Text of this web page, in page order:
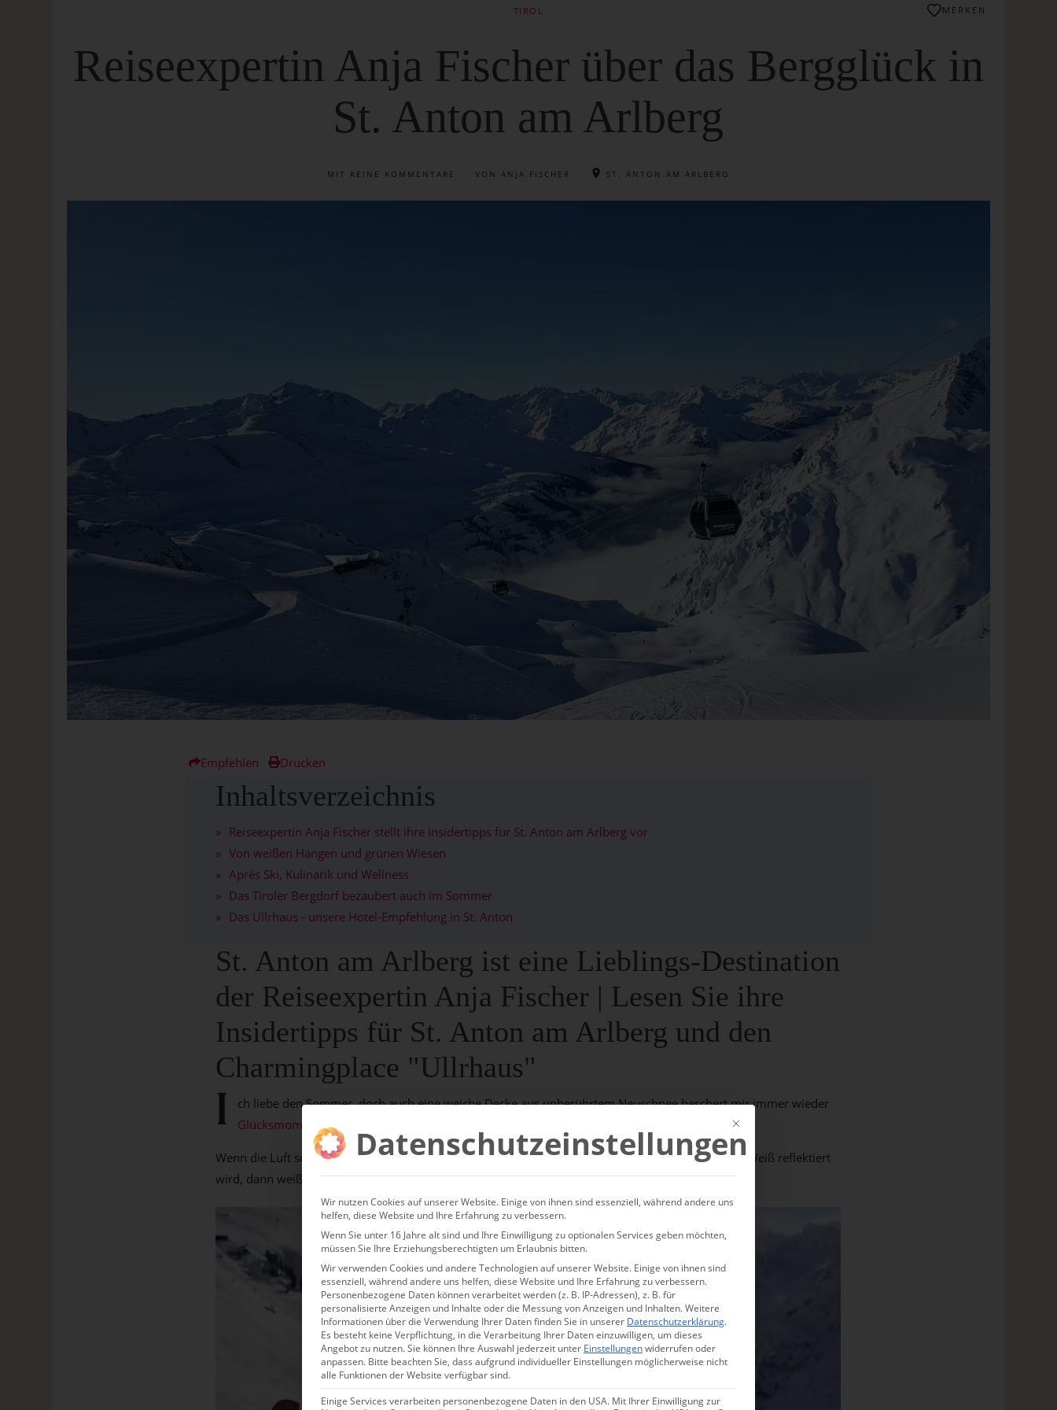
TIROL
Reiseexpertin Anja Fischer über das Bergglück in
St. Anton am Arlberg
MIT KEINE KOMMENTARE VON ANJA FISCHER ST. ANTON AM ARLBERG
MERKEN
Empfehlen Drucken
Inhaltsverzeichnis
Reiseexpertin Anja Fischer stellt ihre Insidertipps für St. Anton am Arlberg vor
Von weißen Hängen und grünen Wiesen
Après Ski, Kulinarik und Wellness
Das Tiroler Bergdorf bezaubert auch im Sommer
Das Ullrhaus - unsere Hotel-Empfehlung in St. Anton
St. Anton am Arlberg ist eine Lieblings-Destination
der Reiseexpertin Anja Fischer | Lesen Sie ihre
Insidertipps für St. Anton am Arlberg und den
Charmingplace "Ullrhaus"
I
ch liebe den Sommer, doch auch eine weiche Decke aus unberührtem Neuschnee beschert mir immer wieder
Glücksmomente.
Wenn die Luft so sauber und kalt ist, dass sie in der Lunge brennt, und die Sonne vom glitzernden Weiß reflektiert
wird, dann weiß ich: Ich bin angekommen.
Mit diesem Button wird der Dialog geschlossen. Seine Funktionalität ist
Datenschutzeinstellungen
Wir nutzen Cookies auf unserer Website. Einige von ihnen sind essenziell, während andere uns
helfen, diese Website und Ihre Erfahrung zu verbessern.
Wenn Sie unter 16 Jahre alt sind und Ihre Einwilligung zu optionalen Services geben möchten,
müssen Sie Ihre Erziehungsberechtigten um Erlaubnis bitten.
Wir verwenden Cookies und andere Technologien auf unserer Website. Einige von ihnen sind
essenziell, während andere uns helfen, diese Website und Ihre Erfahrung zu verbessern.
Personenbezogene Daten können verarbeitet werden (z. B. IP-Adressen), z. B. für
personalisierte Anzeigen und Inhalte oder die Messung von Anzeigen und Inhalten.Weitere
Informationen über die Verwendung Ihrer Daten finden Sie in unserer Datenschutzerklärung.
Es besteht keine Verpflichtung, in die Verarbeitung Ihrer Daten einzuwilligen, um dieses
Angebot zu nutzen.Sie können Ihre Auswahl jederzeit unter Einstellungenwiderrufen oder
anpassen. Bitte beachten Sie, dass aufgrund individueller Einstellungen möglicherweise nicht
alle Funktionen der Website verfügbar sind.
Einige Services verarbeiten personenbezogene Daten in den USA. Mit Ihrer Einwilligung zur